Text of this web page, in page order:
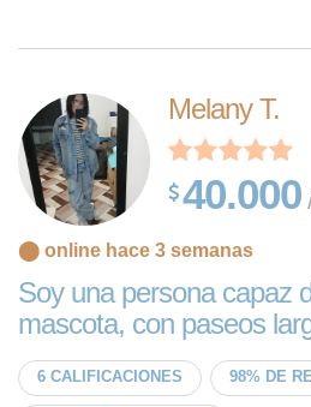
Melany T.
40.000
⬤ online hace 3 semanas
Soy una persona capaz
mascota, con paseos
6 CALIFICACIONES 98% DE